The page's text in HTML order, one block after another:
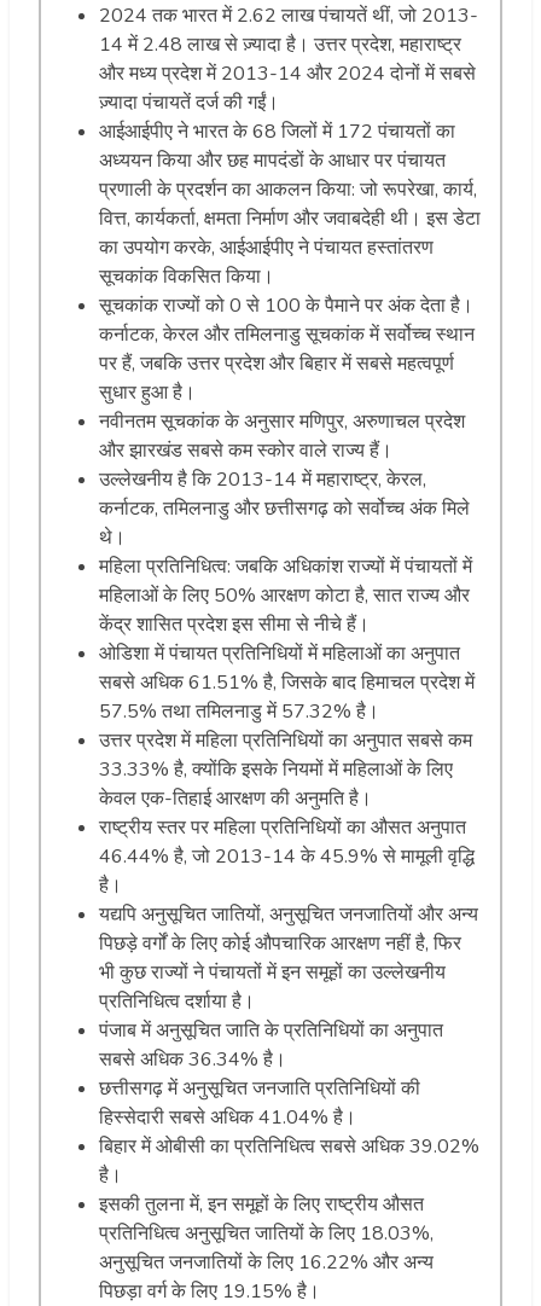
2024 तक भारत में 2.62 लाख पंचायतें थीं, जो 2013-
14 में 2.48 लाख से ज़्यादा है। उत्तर प्रदेश, महाराष्ट्र
और मध्य प्रदेश में 2013-14 और 2024 दोनों में सबसे
ज़्यादा पंचायतें दर्ज की गईं।
आईआईपीए ने भारत के 68 जिलों में 172 पंचायतों का
अध्ययन किया और छह मापदंडों के आधार पर पंचायत
प्रणाली के प्रदर्शन का आकलन किया: जो रूपरेखा, कार्य,
वित्त, कार्यकर्ता, क्षमता निर्माण और जवाबदेही थी। इस डेटा
का उपयोग करके, आईआईपीए ने पंचायत हस्तांतरण
सूचकांक विकसित किया।
सूचकांक राज्यों को 0 से 100 के पैमाने पर अंक देता है।
कर्नाटक, केरल और तमिलनाडु सूचकांक में सर्वोच्च स्थान
पर हैं, जबकि उत्तर प्रदेश और बिहार में सबसे महत्वपूर्ण
सुधार हुआ है।
नवीनतम सूचकांक के अनुसार मणिपुर, अरुणाचल प्रदेश
और झारखंड सबसे कम स्कोर वाले राज्य हैं।
उल्लेखनीय है कि 2013-14 में महाराष्ट्र, केरल,
कर्नाटक, तमिलनाडु और छत्तीसगढ़ को सर्वोच्च अंक मिले
थे।
महिला प्रतिनिधित्व: जबकि अधिकांश राज्यों में पंचायतों में
महिलाओं के लिए 50% आरक्षण कोटा है, सात राज्य और
केंद्र शासित प्रदेश इस सीमा से नीचे हैं।
ओडिशा में पंचायत प्रतिनिधियों में महिलाओं का अनुपात
सबसे अधिक 61.51% है, जिसके बाद हिमाचल प्रदेश में
57.5% तथा तमिलनाडु में 57.32% है।
उत्तर प्रदेश में महिला प्रतिनिधियों का अनुपात सबसे कम
33.33% है, क्योंकि इसके नियमों में महिलाओं के लिए
केवल एक-तिहाई आरक्षण की अनुमति है।
राष्ट्रीय स्तर पर महिला प्रतिनिधियों का औसत अनुपात
46.44% है, जो 2013-14 के 45.9% से मामूली वृद्धि
है।
यद्यपि अनुसूचित जातियों, अनुसूचित जनजातियों और अन्य
पिछड़े वर्गों के लिए कोई औपचारिक आरक्षण नहीं है, फिर
भी कुछ राज्यों ने पंचायतों में इन समूहों का उल्लेखनीय
प्रतिनिधित्व दर्शाया है।
पंजाब में अनुसूचित जाति के प्रतिनिधियों का अनुपात
सबसे अधिक 36.34% है।
छत्तीसगढ़ में अनुसूचित जनजाति प्रतिनिधियों की
हिस्सेदारी सबसे अधिक 41.04% है।
बिहार में ओबीसी का प्रतिनिधित्व सबसे अधिक 39.02%
है।
इसकी तुलना में, इन समूहों के लिए राष्ट्रीय औसत
प्रतिनिधित्व अनुसूचित जातियों के लिए 18.03%,
अनुसूचित जनजातियों के लिए 16.22% और अन्य
पिछड़ा वर्ग के लिए 19.15% है।